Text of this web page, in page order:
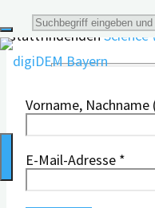
Suche
nach:
Newsletter auch die
stattfindendenScience
Vorname,
E-Mail-Adresse *